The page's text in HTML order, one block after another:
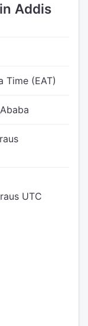
Addis
Time (EAT)
UTC